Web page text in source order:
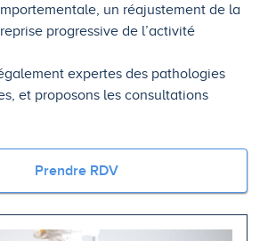
un réajustement de la
progressive de l’activité
expertes des pathologies
et proposons les consultations
Prendre RDV